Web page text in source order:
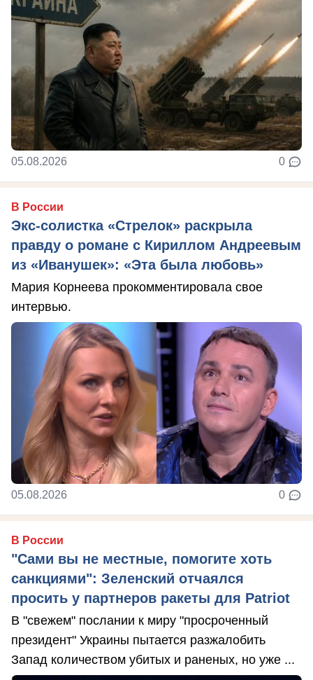
05.08.2026 0
В России
Экс-солистка «Стрелок» раскрыла
правду о романе с Кириллом Андреевым
из «Иванушек»: «Эта была любовь»
Мария Корнеева прокомментировала свое
интервью.
05.08.2026 0
В России
"Сами вы не местные, помогите хоть
санкциями": Зеленский отчаялся
просить у партнеров ракеты для Patriot
В "свежем" послании к миру "просроченный
президент" Украины пытается разжалобить
Запад количеством убитых и раненых, но уже ...